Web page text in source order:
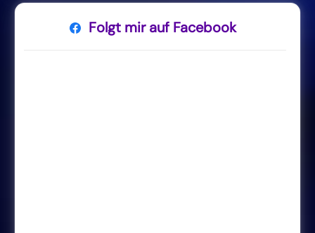
Folgt mir auf Facebook